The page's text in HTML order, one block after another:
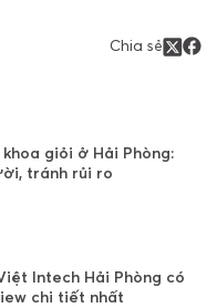
Chia sẻ
giỏi ở Hải Phòng:
tránh rủi ro
Intech Hải Phòng có
chi tiết nhất